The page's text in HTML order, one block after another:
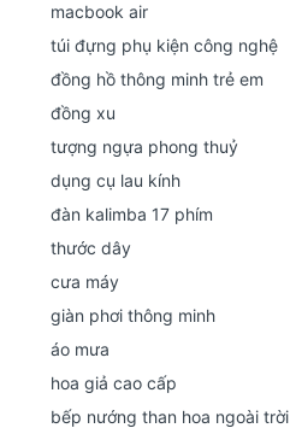
macbook air
túi đựng phụ kiện công nghệ
đồng hồ thông minh trẻ em
đồng xu
tượng ngựa phong thuỷ
dụng cụ lau kính
đàn kalimba 17 phím
thước dây
cưa máy
giàn phơi thông minh
áo mưa
hoa giả cao cấp
bếp nướng than hoa ngoài trời